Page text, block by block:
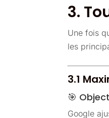
3.
Une fois
les
3.1
🎯
Google